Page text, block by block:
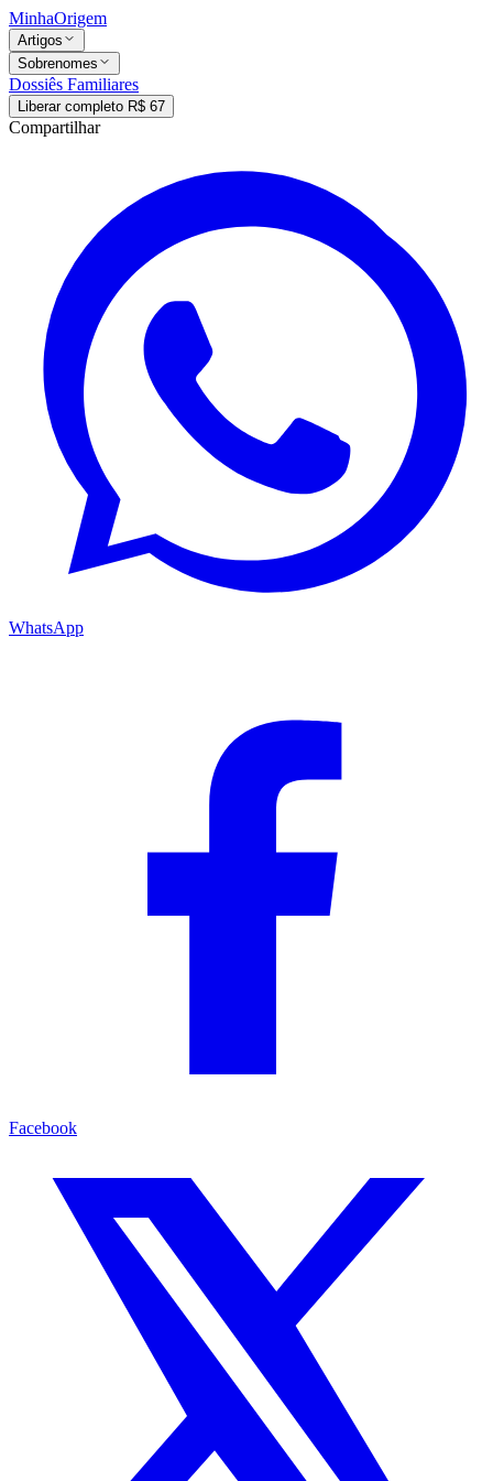
MinhaOrigem
Artigos
Sobrenomes
Dossiês Familiares
Liberar completo R$ 67
Compartilhar
WhatsApp
Facebook